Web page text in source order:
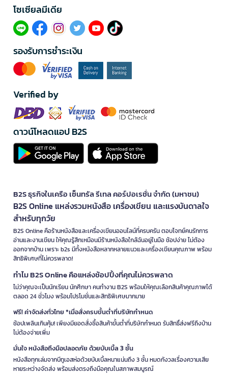
โซเซียลมีเดีย​
รองรับการชำระเงิน
Verified by
ดาวน์โหลดแอป B2S
B2S ธุรกิจในเครือ เซ็นทรัล รีเทล คอร์ปอเรชั่น จำกัด (มหาชน)
B2S Online แหล่งรวมหนังสือ เครื่องเขียน และแรงบันดาลใจ
สำหรับทุกวัย
B2S Online คือร้านหนังสือและเครื่องเขียนออนไลน์ที่ครบครัน ตอบโจทย์คนรักการ
อ่านและงานเขียน ให้คุณรู้สึกเหมือนมีร้านหนังสือใกล้ฉันอยู่ในมือ ช้อปง่าย ไม่ต้อง
ออกจากบ้าน เพราะ b2s มีทั้งหนังสือหลากหลายแนวและเครื่องเขียนคุณภาพ พร้อม
สิทธิพิเศษที่ไม่ควรพลาด!
ทำไม B2S Online คือแหล่งช้อปปิ้งที่คุณไม่ควรพลาด
ไม่ว่าคุณจะเป็นนักเรียน นักศึกษา คนทำงาน B2S พร้อมให้คุณเลือกสินค้าคุณภาพได้
ตลอด 24 ชั่วโมง พร้อมโปรโมชั่นและสิทธิพิเศษมากมาย
ฟรี! ค่าจัดส่งทั่วไทย *เมื่อสั่งครบขั้นต่ำที่บริษัทกำหนด
ช้อปเพลินเกินคุ้ม! เพียงมียอดสั่งซื้อสินค้าขั้นต่ำที่บริษัทกำหนด รับสิทธิ์ส่งฟรีถึงบ้าน
ไม่ต้องจ่ายเพิ่ม
มั่นใจ หนังสือถึงมือปลอดภัย ด้วยบับเบิ้ล 3 ชั้น
หนังสือทุกเล่มจากบีทูเอสห่อด้วยบับเบิ้ลหนาแน่นถึง 3 ชั้น หมดกังวลเรื่องความเสีย
หายระหว่างจัดส่ง พร้อมส่งตรงถึงมือคุณในสภาพสมบูรณ์